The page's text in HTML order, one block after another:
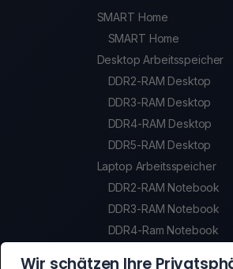
SMART Home
SMART Home
Desktop Arbeitsspeicher
DDR2-RAM Desktop
DDR3-RAM Desktop
DDR4-RAM Desktop
DDR5-RAM Desktop
Laptop Arbeitsspeicher
DDR2-RAM Notebook
DDR3-RAM Notebook
DDR4-Ram Notebook
Wir schätzen Ihre